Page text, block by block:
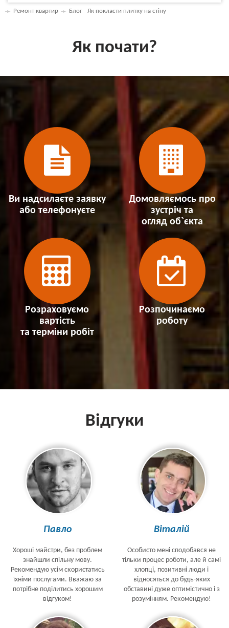
Ремонт квартир Блог Як покласти плитку на стіну
Як почати?
Ви надсилаєте заявку
або телефонуєте
Домовляємось про
зустріч та
огляд об`єкта
Розраховуємо
вартість
та терміни робіт
Розпочинаємо
роботу
Відгуки
Павло
Хороші майстри, без проблем
знайшли спільну мову.
Рекомендую усім скористатись
їхніми послугами. Вважаю за
потрібне поділитись хорошим
відгуком!
Віталій
Особисто мені сподобався не
тільки процес роботи, але й самі
хлопці, позитивні люди і
відносяться до будь-яких
обставині дуже оптимістично і з
розумінням. Рекомендую!